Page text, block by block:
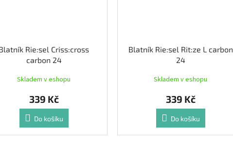
Rie:sel Criss:cross
carbon 24
Skladem v eshopu
339 Kč
Do košíku
Blatník Rie:sel Rit:ze L carbon
24
Skladem v eshopu
339 Kč
Do košíku